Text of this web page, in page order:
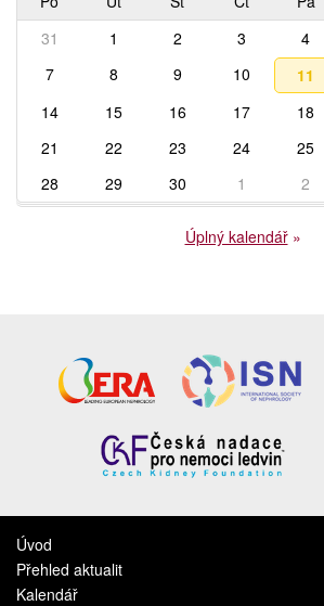
31
1 2 3 4
7
8 9 10 11
14
15 16 17 18
21
22 23 24 25
28
29 30 1 2
Úplný kalendář»
Úvod
Přehled aktualit
Kalendář